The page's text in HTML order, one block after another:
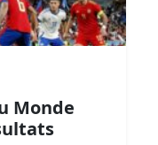
Monde